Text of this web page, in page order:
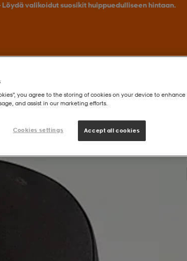
Löydä valikoidut suosikit huippuedulliseen hintaan.
you agree to the storing of cookies on your device to enhance
and assist in our marketing efforts.
Cookies settings Accept all cookies